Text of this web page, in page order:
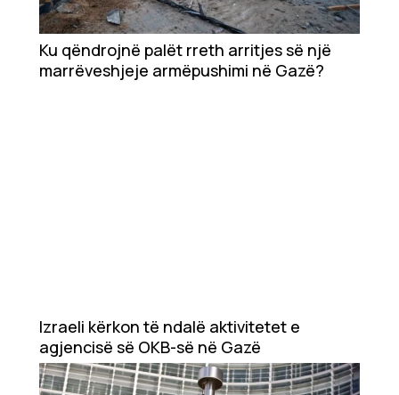
Ku qëndrojnë palët rreth arritjes së një
marrëveshjeje armëpushimi në Gazë?
Izraeli kërkon të ndalë aktivitetet e
agjencisë së OKB-së në Gazë